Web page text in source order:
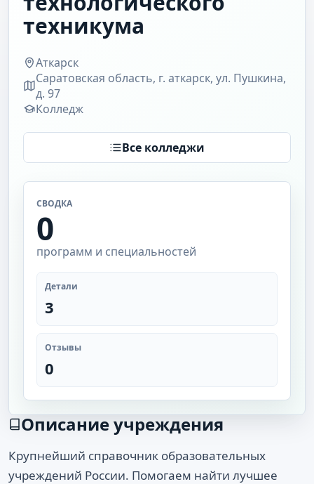
техникума
Аткарск
Саратовская область, г. аткарск, ул. Пушкина,
д. 97
Колледж
Все колледжи
СВОДКА
0
программ и специальностей
Детали
3
Отзывы
0
Описание учреждения
Крупнейший справочник образовательных
учреждений России. Помогаем найти лучшее